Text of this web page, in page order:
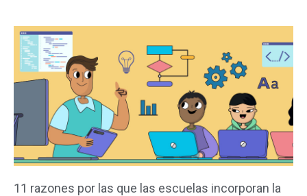
11 razones por las que las escuelas incorporan la